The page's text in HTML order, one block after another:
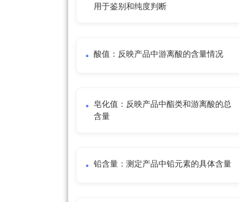
用于鉴别和纯度判断
酸值：反映产品中游离酸的含量情况
皂化值：反映产品中酯类和游离酸的总
含量
铅含量：测定产品中铅元素的具体含量